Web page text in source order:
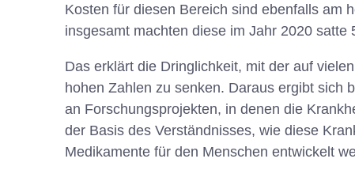
Kosten für diesen Bereich sind ebenfalls am
insgesamt machten diese im Jahr 2020 satte
Das erklärt die Dringlichkeit, mit der auf
hohen Zahlen zu senken. Daraus ergibt sich
an Forschungsprojekten, in denen die
der Basis des Verständnisses, wie diese
Medikamente für den Menschen entwickelt